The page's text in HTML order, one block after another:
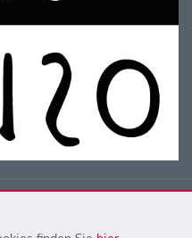
Verband